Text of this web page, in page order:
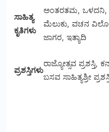
ಸಾಹಿತ್ಯ
ಕೃತಿಗಳು
ಅಂತರತಮ, ಒಳದನಿ,
ಮೆಲುಕು, ವಚನ
ಜಾಗರ, ಇತ್ಯಾದಿ
ಪ್ರಶಸ್ತಿಗಳು
ರಾಜ್ಯೋತ್ಸವ ಪ್ರಶಸ್ತಿ,
ಬಸವ ಸಾಹಿತ್ಯಶ್ರೀ